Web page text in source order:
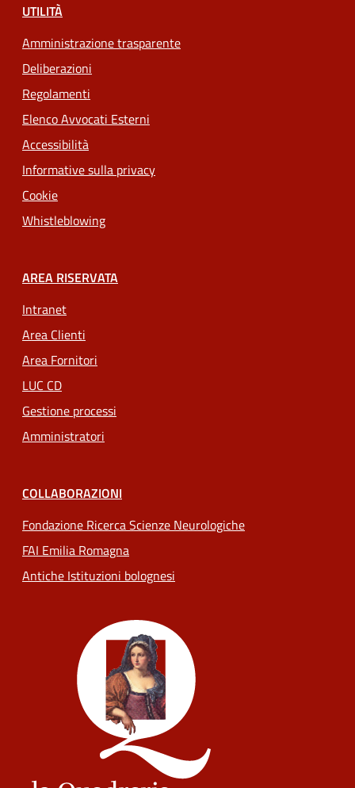
UTILITÀ
Amministrazione trasparente
Deliberazioni
Regolamenti
Elenco Avvocati Esterni
Accessibilità
Informative sulla privacy
Cookie
Whistleblowing
AREA RISERVATA
Intranet
Area Clienti
Area Fornitori
LUC CD
Gestione processi
Amministratori
COLLABORAZIONI
Fondazione Ricerca Scienze Neurologiche
FAI Emilia Romagna
Antiche Istituzioni bolognesi